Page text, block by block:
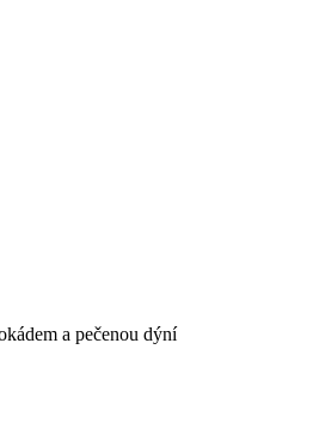
a pečenou dýní